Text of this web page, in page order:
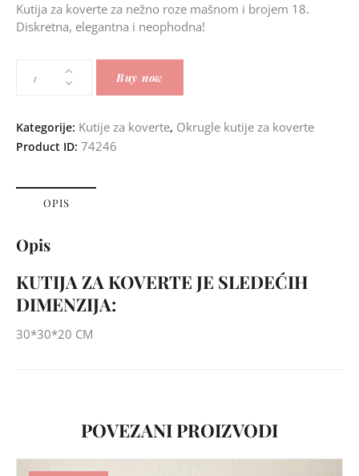
Kutija za koverte za nežno roze mašnom i brojem 18.
Diskretna, elegantna i neophodna!
Buy now
Kategorije: Kutije za koverte, Okrugle kutije za koverte
Product ID: 74246
OPIS
Opis
KUTIJA ZA KOVERTE JE SLEDEĆIH
DIMENZIJA:
30*30*20 CM
POVEZANI PROIZVODI